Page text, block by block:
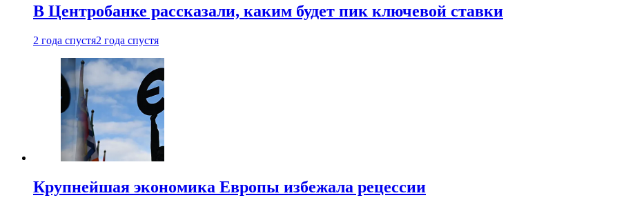
В Центробанке рассказали, каким будет пик ключевой ставки
2 года спустя2 года спустя
Крупнейшая экономика Европы избежала рецессии